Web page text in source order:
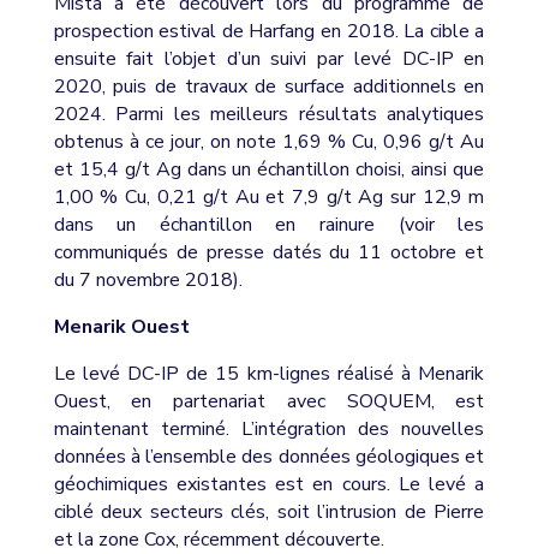
prospection estival de Harfang en 2018. La cible a
ensuite fait l’objet d’un suivi par levé DC-IP en
2020, puis de travaux de surface additionnels en
2024. Parmi les meilleurs résultats analytiques
obtenus à ce jour, on note 1,69 % Cu, 0,96 g/t Au
et 15,4 g/t Ag dans un échantillon choisi, ainsi que
1,00 % Cu, 0,21 g/t Au et 7,9 g/t Ag sur 12,9 m
dans un échantillon en rainure (voir les
communiqués de presse datés du 11 octobre et
du 7 novembre 2018).
Menarik Ouest
Le levé DC-IP de 15 km-lignes réalisé à Menarik
Ouest, en partenariat avec SOQUEM, est
maintenant terminé. L’intégration des nouvelles
données à l’ensemble des données géologiques et
géochimiques existantes est en cours. Le levé a
ciblé deux secteurs clés, soit l’intrusion de Pierre
et la zone Cox, récemment découverte.